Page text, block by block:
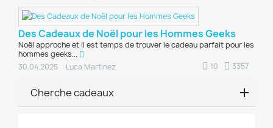
Des Cadeaux de Noël pour les Hommes Geeks
Noël approche et il est temps de trouver le cadeau parfait pour les
hommes geeks...
30.04.2025
Luca Martinez 3357
10
Cherche cadeaux